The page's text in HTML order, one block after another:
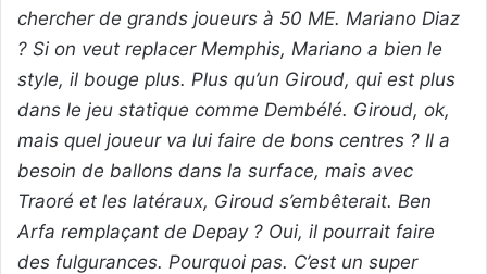
chercher de grands joueurs à 50 ME. Mariano Diaz
? Si on veut replacer Memphis, Mariano a bien le
style, il bouge plus. Plus qu’un Giroud, qui est plus
dans le jeu statique comme Dembélé. Giroud, ok,
mais quel joueur va lui faire de bons centres ? Il a
besoin de ballons dans la surface, mais avec
Traoré et les latéraux, Giroud s’embêterait. Ben
Arfa remplaçant de Depay ? Oui, il pourrait faire
des fulgurances. Pourquoi pas. C’est un super